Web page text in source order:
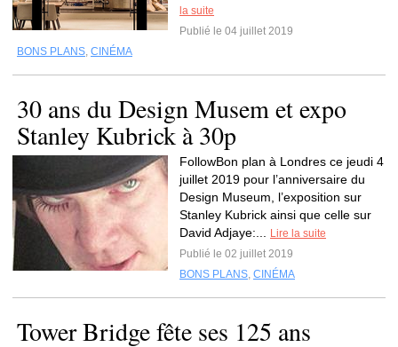
la suite
Publié le 04 juillet 2019
BONS PLANS, CINÉMA
30 ans du Design Musem et expo
Stanley Kubrick à 30p
FollowBon plan à Londres ce jeudi 4
juillet 2019 pour l’anniversaire du
Design Museum, l’exposition sur
Stanley Kubrick ainsi que celle sur
David Adjaye:...
Lire la suite
Publié le 02 juillet 2019
BONS PLANS, CINÉMA
Tower Bridge fête ses 125 ans